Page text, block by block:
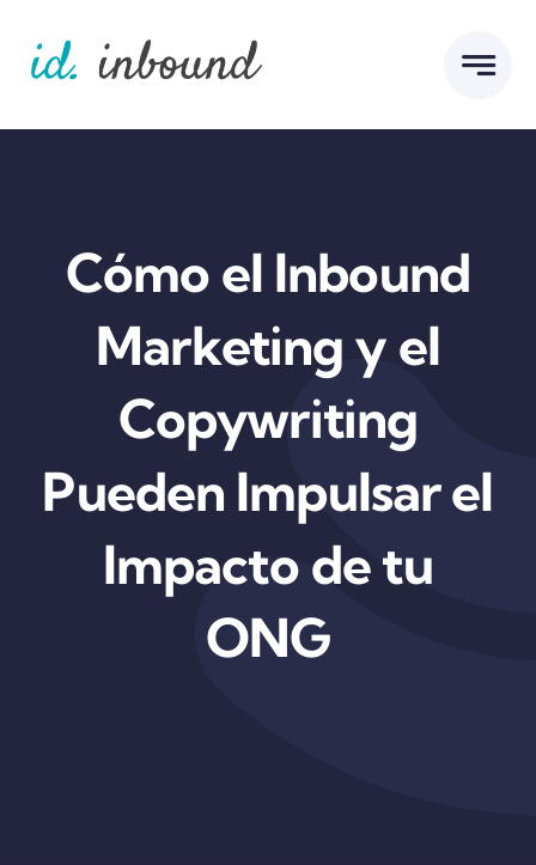
content
Cómo el Inbound
Marketing y el
Copywriting
Pueden Impulsar el
Impacto de tu
ONG